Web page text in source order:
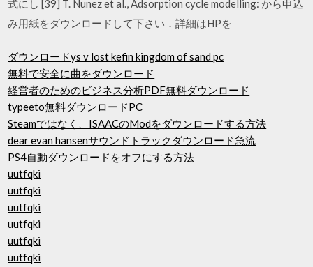
式にし [39] T. Nunez et al., Adsorption cycle modelling: から申込
み用紙をダウンロードして下さい．詳細はHPを
ダウンロードys v lost kefin kingdom of sand pc
無料で安全に曲をダウンロード
経営者のためのビジネス分析PDF無料ダウンロード
typeeto無料ダウンロードPC
Steamではなく、ISAACのModをダウンロードする方法
dear evan hansenサウンドトラックダウンロード急流
PS4自動ダウンロードをオフにする方法
uutfqki
uutfqki
uutfqki
uutfqki
uutfqki
uutfqki